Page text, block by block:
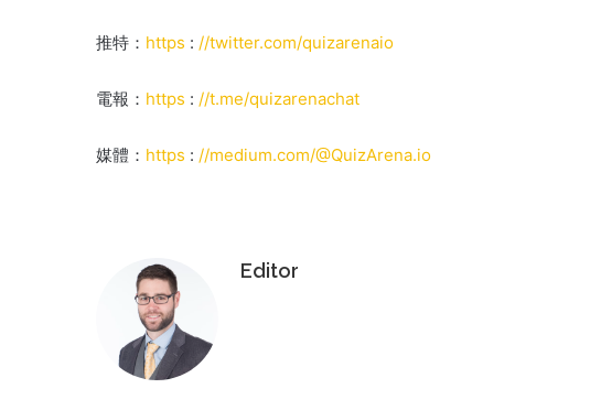
推特： https : //twitter.com/quizarenaio
電報： https : //t.me/quizarenachat
媒體： https : //medium.com/@QuizArena.io
Editor